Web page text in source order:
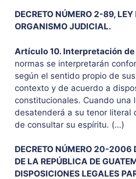
DECRETO NÚMERO 2-89, LEY
ORGANISMO JUDICIAL.
Artículo 10. Interpretación de
normas se interpretarán
según el sentido propio de
contexto y de acuerdo a
constitucionales. Cuando una
desatenderá a su tenor literal
de consultar su espíritu. (…)
DECRETO NÚMERO 20-2006
DE LA REPÚBLICA DE
DISPOSICIONES LEGALES